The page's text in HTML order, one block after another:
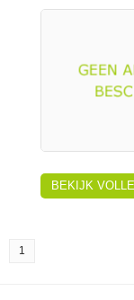
BEKIJK
1